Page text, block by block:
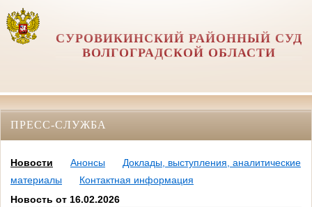
СУРОВИКИНСКИЙ РАЙОННЫЙ СУД
ВОЛГОГРАДСКОЙ ОБЛАСТИ
ПРЕСС-СЛУЖБА
Новости Анонсы
Доклады, выступления, аналитические
материалы
Контактная информация
Новость от 16.02.2026